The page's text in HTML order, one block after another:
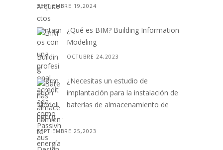
SEPTIEMBRE 19,2024
¿Qué es BIM? Building Information
Modeling
OCTUBRE 24,2023
¿Necesitas un estudio de
implantación para la instalación de
baterías de almacenamiento de
energ. . .
SEPTIEMBRE 25,2023